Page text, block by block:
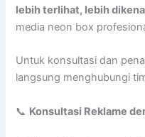
lebih terlihat, lebih
media neon box
Untuk konsultasi dan
langsung menghubungi
📞 Konsultasi Reklame